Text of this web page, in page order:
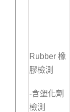
Rubber 橡
膠檢測
-含塑化劑
檢測